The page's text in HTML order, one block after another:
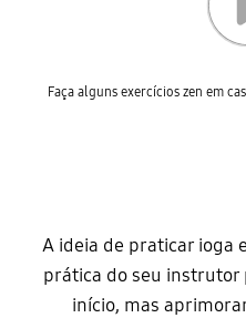
Faça alguns exercícios zen em
A ideia de praticar ioga
prática do seu
início, mas